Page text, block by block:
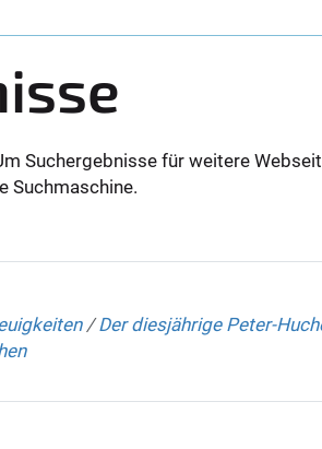
Suchergebnisse für weitere
Suchmaschine.
/Der diesjährige Peter-